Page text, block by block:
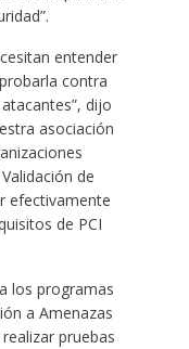
entender
contra
dijo
asociación
de
efectivamente
de PCI
los programas
a Amenazas
pruebas